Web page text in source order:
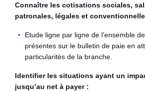
Connaître les cotisations sociales,
patronales, légales et
Etude ligne par ligne de l’ensemble
présentes sur le bulletin de paie en
particularités de la branche.
Identifier les situations ayant un
jusqu’au net à payer :